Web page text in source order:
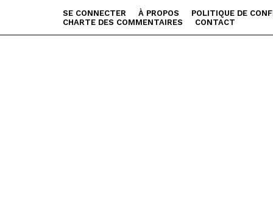
SE CONNECTER À PROPOS
POLITIQUE DE
CHARTE DES COMMENTAIRES
CONTACT